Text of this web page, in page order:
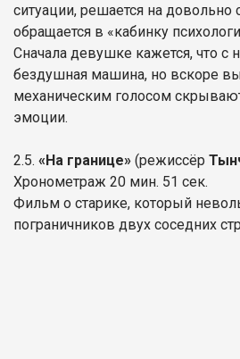
ситуации, решается на довольно
обращается в «кабинку
Сначала девушке кажется, что с
бездушная машина, но вскоре
механическим голосом
эмоции.
2.5. «На границе» (режиссёр
Хронометраж 20 мин. 51 сек.
Фильм о старике, который
пограничников двух соседних